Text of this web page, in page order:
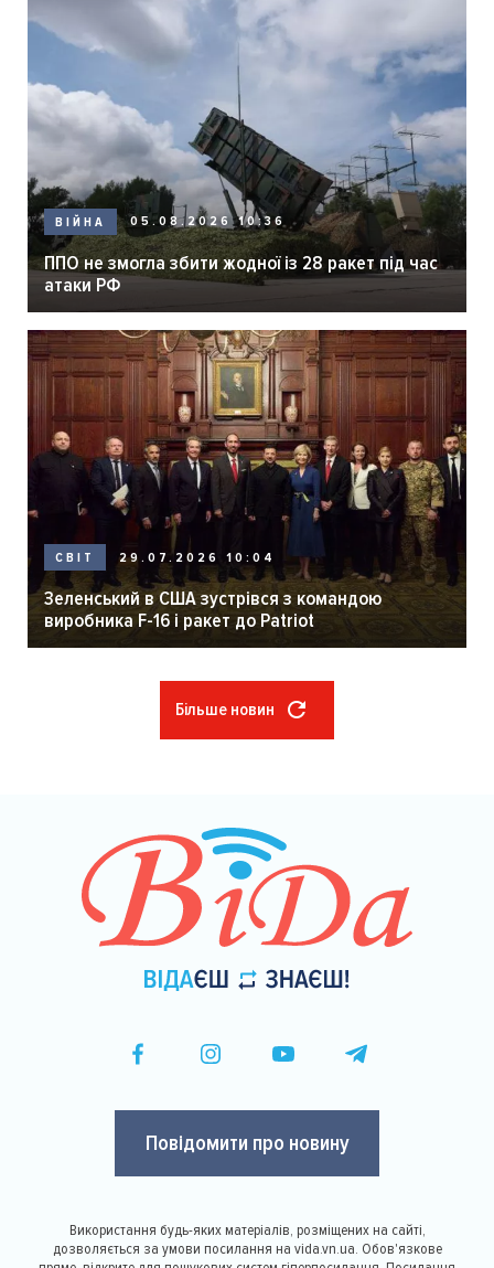
ВІЙНА 05.08.2026 10:36
ППО не змогла збити жодної із 28 ракет під час
атаки РФ
СВІТ 29.07.2026 10:04
Зеленський в США зустрівся з командою
виробника F-16 і ракет до Patriot
Більше новин
Повідомити про новину
Використання будь-яких матеріалів, розміщених на сайті,
дозволяється за умови посилання на vida.vn.ua. Обов'язкове